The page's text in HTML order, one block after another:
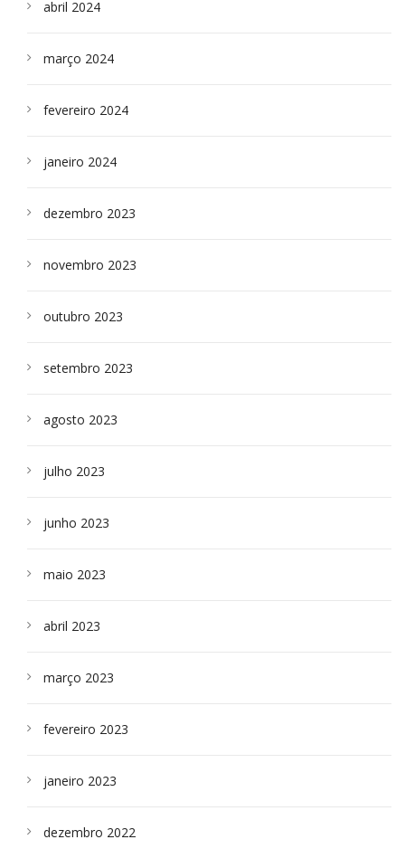
abril 2024
março 2024
fevereiro 2024
janeiro 2024
dezembro 2023
novembro 2023
outubro 2023
setembro 2023
agosto 2023
julho 2023
junho 2023
maio 2023
abril 2023
março 2023
fevereiro 2023
janeiro 2023
dezembro 2022